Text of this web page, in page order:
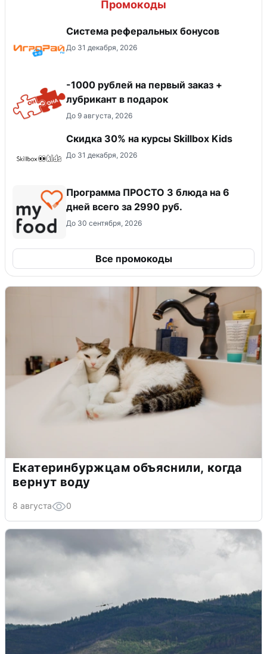
Промокоды
Система реферальных бонусов
До 31 декабря, 2026
-1000 рублей на первый заказ +
лубрикант в подарок
До 9 августа, 2026
Скидка 30% на курсы Skillbox Kids
До 31 декабря, 2026
Программа ПРОСТО 3 блюда на 6
дней всего за 2990 руб.
До 30 сентября, 2026
Все промокоды
Екатеринбуржцам объяснили, когда
вернут воду
8 августа 0